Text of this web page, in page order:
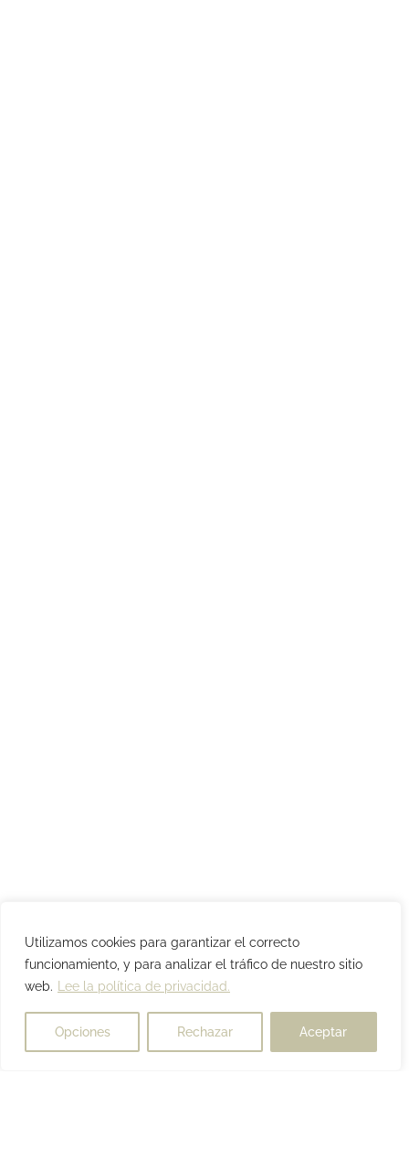
Utilizamos cookies para garantizar el correcto
funcionamiento, y para analizar el tráfico de nuestro sitio
web.
Lee la política de privacidad.
Opciones Rechazar Aceptar